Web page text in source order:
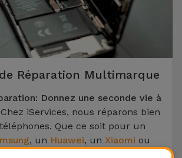
Réparation Multimarque
Donnez une seconde vie à
Chez iServices, nous réparons bien
Que ce soit pour un
, un Huawei, un Xiaomi ou